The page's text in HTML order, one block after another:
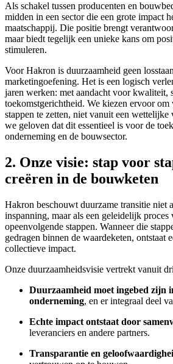
Als schakel tussen producenten en
midden in een sector die een grote impact
maatschappij. Die positie brengt
maar biedt tegelijk een unieke kans om
stimuleren.
Voor Hakron is duurzaamheid geen
marketingoefening. Het is een logisch
jaren werken: met aandacht voor kwaliteit,
toekomstgerichtheid. We kiezen ervoor om
stappen te zetten, niet vanuit een
we geloven dat dit essentieel is voor de
onderneming en de bouwsector.
2. Onze visie: stap voor
creëren in de bouwketen
Hakron beschouwt duurzame transitie niet
inspanning, maar als een geleidelijk proces
opeenvolgende stappen. Wanneer die
gedragen binnen de waardeketen, ontstaat
collectieve impact.
Onze duurzaamheidsvisie vertrekt vanuit
Duurzaamheid moet ingebed zijn
onderneming, en er integraal deel
Echte impact ontstaat door
leveranciers en andere partners.
Transparantie en